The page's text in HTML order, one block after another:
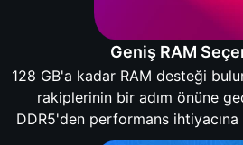
Geniş RAM
128 GB'a kadar RAM desteği
rakiplerinin bir adım önüne
DDR5'den performans